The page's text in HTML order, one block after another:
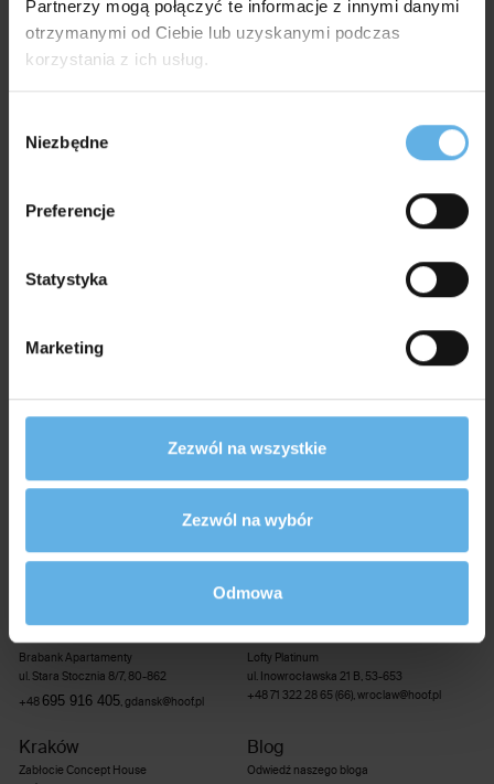
Partnerzy mogą połączyć te informacje z innymi danymi
otrzymanymi od Ciebie lub uzyskanymi podczas
korzystania z ich usług.
zgody
Niezbędne
Preferencje
Statystyka
Marketing
Zezwól na wszystkie
Zezwól na wybór
Odmowa
parze, tworząc ponadczasowe meble obecne dziś na
rynkach całego świata.
kontynuując sztukę ręcznego gięcia drewna. Rzemieślnicze
dziedzictwo rozwija poprzez myślenie projektowe, tworząc trwałe
produkuje w Polsce i jest obecny na ponad 40 rynkach. W ofercie
trwałości i ponadczasowego designu. Marka rozwija kolekcje
we współpracy z projektantami, odpowiadając na potrzeby
Warszawa
+48 601 244 034
Brabank Apartamenty
ul. Stara Stocznia 8/7, 80-862
+48 695 916 405,gdansk@hoof.pl
Lofty Platinum
ul. Inowrocławska 21 B, 53-653
+48 71 322 28 65 (66) , wroclaw@hoof.pl
Kraków
Zabłocie Concept House
Blog
Odwiedź naszego bloga